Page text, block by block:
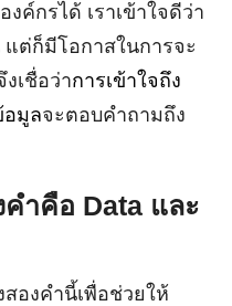
ค์กรได้ เราเข้าใจดีว่า
ต่ก็มีโอกาสในการจะ
เชื่อว่าการเข้าใจถึง
มูลจะตอบคำถามถึง
ำคือ Data และ
องคำนี้เพื่อช่วยให้